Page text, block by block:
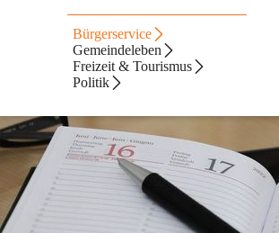
Bürgerservice
Gemeindeleben
Freizeit & Tourismus
Politik
Newsletter